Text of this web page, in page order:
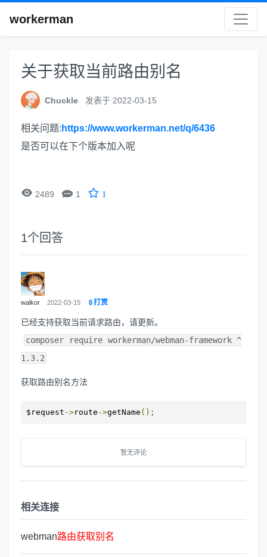
workerman
关于获取当前路由别名
Chuckle 发表于 2022-03-15
相关问题: https://www.workerman.net/q/6436
是否可以在下个版本加入呢
 2489  1 1
1个回答
walkor 2022-03-15 打赏
已经支持获取当前请求路由，请更新。
composer require workerman/webman-framework ^
1.3.2
获取路由别名方法
$request ->route ->getName ();
暂无评论
相关连接
webman路由获取别 名